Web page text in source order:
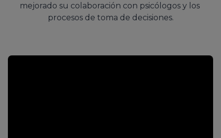
mejorado su colaboración con psicólogos y los
procesos de toma de decisiones.